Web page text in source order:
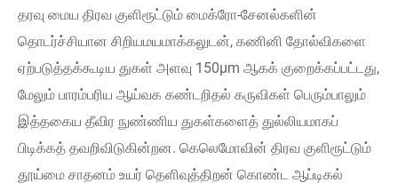
தரவு மைய திரவ குளிரூட்டும் மைக்ரோ-சேனல்களின்
தொடர்ச்சியான சிறியமயமாக்கலுடன், கணினி தோல்விகளை
ஏற்படுத்தக்கூடிய துகள் அளவு 150μm ஆகக் குறைக்கப்பட்டது,
மேலும் பாரம்பரிய ஆய்வக கண்டறிதல் கருவிகள் பெரும்பாலும்
இத்தகைய தீவிர நுண்ணிய துகள்களைத் துல்லியமாகப்
பிடிக்கத் தவறிவிடுகின்றன. கெலெமோவின் திரவ குளிரூட்டும்
தூய்மை சாதனம் உயர் தெளிவுத்திறன் கொண்ட ஆப்டிகல்